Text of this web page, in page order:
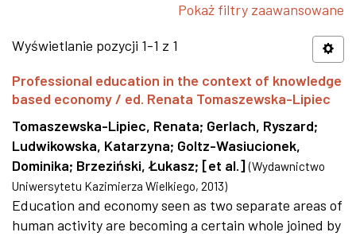
Pokaż filtry zaawansowane
Wyświetlanie pozycji 1-1 z 1
Professional education in the context of knowledge
based economy / ed. Renata Tomaszewska-Lipiec
Tomaszewska-Lipiec, Renata; Gerlach, Ryszard;
Ludwikowska, Katarzyna; Goltz-Wasiucionek,
Dominika; Brzeziński, Łukasz; [et al.] (Wydawnictwo
Uniwersytetu Kazimierza Wielkiego, 2013)
Education and economy seen as two separate areas of
human activity are becoming a certain whole joined by